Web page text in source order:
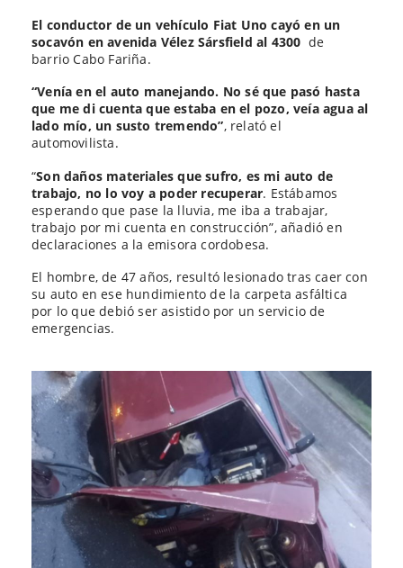
El conductor de un vehículo Fiat Uno cayó en un
socavón en avenida Vélez Sársfield al 4300 de
barrio Cabo Fariña.
“Venía en el auto manejando. No sé que pasó hasta
que me di cuenta que estaba en el pozo, veía agua al
lado mío, un susto tremendo”, relató el
automovilista.
“Son daños materiales que sufro, es mi auto de
trabajo, no lo voy a poder recuperar. Estábamos
esperando que pase la lluvia, me iba a trabajar,
trabajo por mi cuenta en construcción”, añadió en
declaraciones a la emisora cordobesa.
El hombre, de 47 años, resultó lesionado tras caer con
su auto en ese hundimiento de la carpeta asfáltica
por lo que debió ser asistido por un servicio de
emergencias.